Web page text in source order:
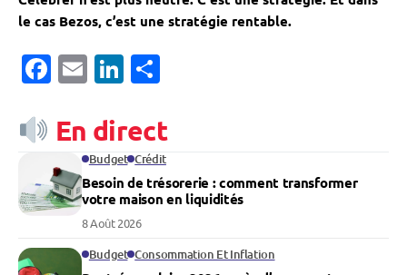
le cas Bezos, c’est une stratégie rentable.
Facebook
EmailLinkedIn
En direct
Budget Crédit
Besoin de trésorerie : comment transformer
votre maison en liquidités
8 Août 2026
Budget Consommation Et Inflation